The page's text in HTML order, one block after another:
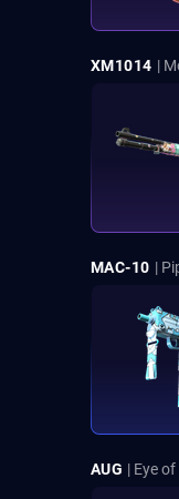
XM1014 |
MAC-10 |
AUG | Eye